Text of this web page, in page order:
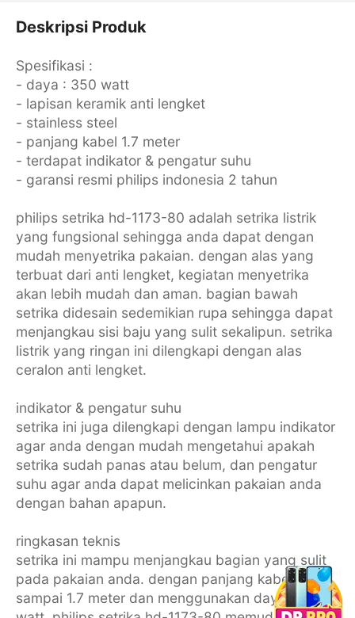
Deskripsi Produk
Spesifikasi :
- daya : 350 watt
- lapisan keramik anti lengket
- stainless steel
- panjang kabel 1.7 meter
- terdapat indikator & pengatur suhu
- garansi resmi philips indonesia 2 tahun
philips setrika hd-1173-80 adalah setrika listrik
yang fungsional sehingga anda dapat dengan
mudah menyetrika pakaian. dengan alas yang
terbuat dari anti lengket, kegiatan menyetrika
akan lebih mudah dan aman. bagian bawah
setrika didesain sedemikian rupa sehingga dapat
menjangkau sisi baju yang sulit sekalipun. setrika
listrik yang ringan ini dilengkapi dengan alas
ceralon anti lengket.
indikator & pengatur suhu
setrika ini juga dilengkapi dengan lampu indikator
agar anda dengan mudah mengetahui apakah
setrika sudah panas atau belum, dan pengatur
suhu agar anda dapat melicinkan pakaian anda
dengan bahan apapun.
ringkasan teknis
setrika ini mampu menjangkau bagian yang sulit
pada pakaian anda. dengan panjang kabel
sampai 1.7 meter dan menggunakan daya 350